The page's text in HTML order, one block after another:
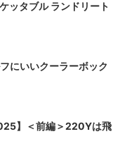
ッタブル ランドリート
にいいクーラーボック
】＜前編＞220Yは飛